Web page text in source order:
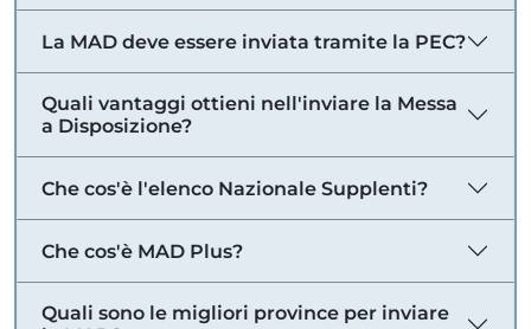
La MAD deve essere inviata tramite la PEC?
Quali vantaggi ottieni nell'inviare la Messa
a Disposizione?
Che cos'è l'elenco Nazionale Supplenti?
Che cos'è MAD Plus?
Quali sono le migliori province per inviare